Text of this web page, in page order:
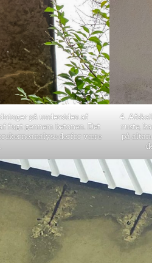
på undersiden af
fugt gennem betonen. Det
derfor være
4.
ruste,
på